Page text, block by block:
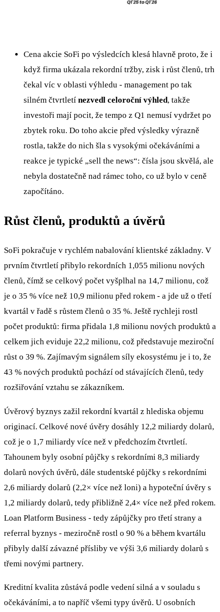
Cena akcie SoFi po výsledcích klesá hlavně proto, že i
když firma ukázala rekordní tržby, zisk i růst členů, trh
čekal víc v oblasti výhledu - management po tak
silném čtvrtletí nezvedl celoroční výhled, takže
investoři mají pocit, že tempo z Q1 nemusí vydržet po
zbytek roku. Do toho akcie před výsledky výrazně
rostla, takže do nich šla s vysokými očekáváními a
reakce je typické „sell the news“: čísla jsou skvělá, ale
nebyla dostatečně nad rámec toho, co už bylo v ceně
započítáno.
Růst členů, produktů a úvěrů
SoFi pokračuje v rychlém nabalování klientské základny. V
prvním čtvrtletí přibylo rekordních 1,055 milionu nových
členů, čímž se celkový počet vyšplhal na 14,7 milionu, což
je o 35 % více než 10,9 milionu před rokem - a jde už o třetí
kvartál v řadě s růstem členů o 35 %. Ještě rychleji rostl
počet produktů: firma přidala 1,8 milionu nových produktů a
celkem jich eviduje 22,2 milionu, což představuje meziroční
růst o 39 %. Zajímavým signálem síly ekosystému je i to, že
43 % nových produktů pochází od stávajících členů, tedy
rozšiřování vztahu se zákazníkem.
Úvěrový byznys zažil rekordní kvartál z hlediska objemu
originací. Celkové nové úvěry dosáhly 12,2 miliardy dolarů,
což je o 1,7 miliardy více než v předchozím čtvrtletí.
Tahounem byly osobní půjčky s rekordními 8,3 miliardy
dolarů nových úvěrů, dále studentské půjčky s rekordními
2,6 miliardy dolarů (2,2× více než loni) a hypoteční úvěry s
1,2 miliardy dolarů, tedy přibližně 2,4× více než před rokem.
Loan Platform Business - tedy zápůjčky pro třetí strany a
referral byznys - meziročně rostl o 90 % a během kvartálu
přibyly další závazné přísliby ve výši 3,6 miliardy dolarů s
třemi novými partnery.
Kreditní kvalita zůstává podle vedení silná a v souladu s
očekáváními, a to napříč všemi typy úvěrů. U osobních